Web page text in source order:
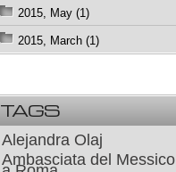
2015, May (1)
2015, March (1)
TAGS
Alejandra Olaj
Ambasciata del Messico